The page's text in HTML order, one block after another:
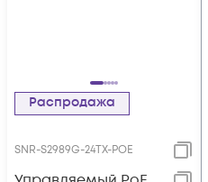
Распродажа
SNR-S2989G-24TX-POE